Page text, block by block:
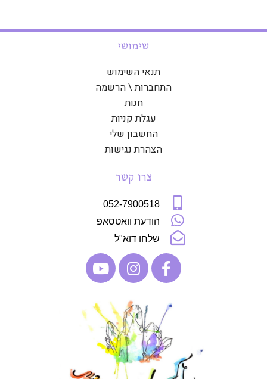
שימושי
תנאי השימוש
התחברות \ הרשמה
חנות
עגלת קניות
החשבון שלי
הצהרת נגישות
צרו קשר
052-7900518
הודעת וואטסאפ
שלחו דוא"ל